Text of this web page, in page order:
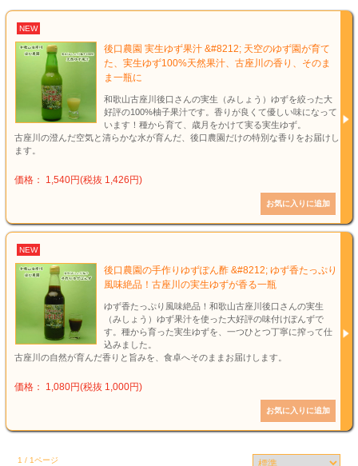
NEW
後口農園 実生ゆず果汁 &#8212; 天空のゆず園が育て
た、実生ゆず100%天然果汁、古座川の香り、そのま
ま一瓶に
和歌山古座川後口さんの実生（みしょう）ゆずを絞った大
好評の100%柚子果汁です。香りが良くて優しい味になって
います！種から育て、歳月をかけて実る実生ゆず。
古座川の澄んだ空気と清らかな水が育んだ、後口農園だけの特別な香りをお届けし
ます。
価格： 1,540円(税抜 1,426円)
NEW
後口農園の手作りゆずぽん酢 &#8212; ゆず香たっぷり
風味絶品！古座川の実生ゆずが香る一瓶
ゆず香たっぷり風味絶品！和歌山古座川後口さんの実生
（みしょう）ゆず果汁を使った大好評の味付けぽんずで
す。種から育った実生ゆずを、一つひとつ丁寧に搾って仕
込みました。
古座川の自然が育んだ香りと旨みを、食卓へそのままお届けします。
価格： 1,080円(税抜 1,000円)
1 / 1ページ